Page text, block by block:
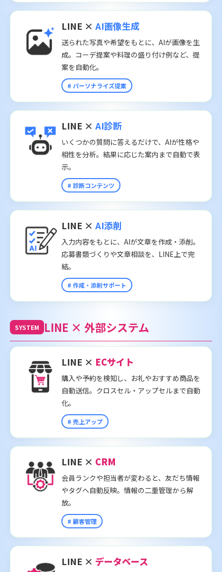
LINE × AI画像生成
送られた写真や希望をもとに、AIが画像を生
成。コーデ提案や料理の盛り付け例など、提
案を自動化。
# パーソナライズ提案
LINE × AI診断
いくつかの質問に答えるだけで、AIが性格や
相性を分析。結果に応じた案内まで自動で表
示。
# 診断コンテンツ
LINE × AI添削
入力内容をもとに、AIが文章を作成・添削。
応募書類づくりや文章相談を、LINE上で完
結。
# 作成・添削サポート
SYSTEM LINE × 外部システム
LINE × ECサイト
購入や予約を検知し、お礼やおすすめ商品を
自動送信。クロスセル・アップセルまで自動
化。
# 売上アップ
LINE × CRM
会員ランクや担当者が変わると、友だち情報
やタグへ自動反映。情報の二重管理から解
放。
# 顧客管理
LINE × データベース